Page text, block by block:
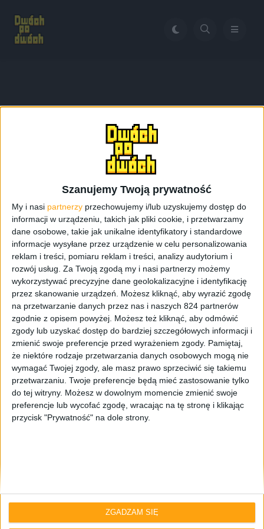
Szanujemy Twoją prywatność
My i nasi partnerzy przechowujemy i/lub uzyskujemy dostęp do
informacji w urządzeniu, takich jak pliki cookie, i przetwarzamy
dane osobowe, takie jak unikalne identyfikatory i standardowe
informacje wysyłane przez urządzenie w celu personalizowania
reklam i treści, pomiaru reklam i treści, analizy audytorium i
rozwój usług. Za Twoją zgodą my i nasi partnerzy możemy
wykorzystywać precyzyjne dane geolokalizacyjne i identyfikację
przez skanowanie urządzeń. Możesz kliknąć, aby wyrazić zgodę
na przetwarzanie danych przez nas i naszych 824 partnerów
zgodnie z opisem powyżej. Możesz też kliknąć, aby odmówić
zgody lub uzyskać dostęp do bardziej szczegółowych informacji i
zmienić swoje preferencje przed wyrażeniem zgody. Pamiętaj,
że niektóre rodzaje przetwarzania danych osobowych mogą nie
wymagać Twojej zgody, ale masz prawo sprzeciwić się takiemu
przetwarzaniu. Twoje preferencje będą mieć zastosowanie tylko
do tej witryny. Możesz w dowolnym momencie zmienić swoje
preferencje lub wycofać zgodę, wracając na tę stronę i klikając
przycisk "Prywatność" na dole strony.
ZGADZAM SIĘ
SM-A700
Smartfony
Samsung Galaxy A7 z 5,5-calowym
ekranem Super AMOLED?